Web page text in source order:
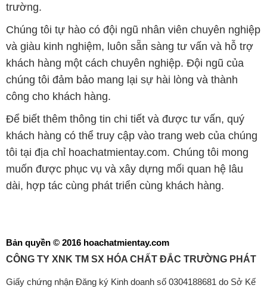
trường.
Chúng tôi tự hào có đội ngũ nhân viên chuyên nghiệp
và giàu kinh nghiệm, luôn sẵn sàng tư vấn và hỗ trợ
khách hàng một cách chuyên nghiệp. Đội ngũ của
chúng tôi đảm bảo mang lại sự hài lòng và thành
công cho khách hàng.
Để biết thêm thông tin chi tiết và được tư vấn, quý
khách hàng có thể truy cập vào trang web của chúng
tôi tại địa chỉ hoachatmientay.com. Chúng tôi mong
muốn được phục vụ và xây dựng mối quan hệ lâu
dài, hợp tác cùng phát triển cùng khách hàng.
Bản quyền © 2016 hoachatmientay.com
CÔNG TY XNK TM SX HÓA CHẤT ĐẮC TRƯỜNG PHÁT
Giấy chứng nhận Đăng ký Kinh doanh số 0304188681 do Sở Kế